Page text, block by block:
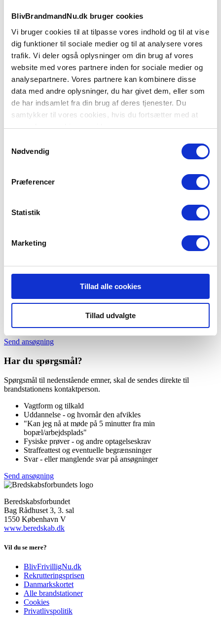
BlivBrandmandNu.dk bruger cookies
Vi bruger cookies til at tilpasse vores indhold og til at vise
dig funktioner til sociale medier og til at analysere vores
trafik. Vi deler også oplysninger om din brug af vores
website med vores partnere inden for sociale medier og
analysepartnere. Vores partnere kan kombinere disse
data med andre oplysninger, du har givet dem, eller som
de har indsamlet fra din brug af deres tjenester. Du
samtykker til vores cookies, hvis du fortsætter med at
anvende vores hjemmeside.
Nødvendig
Præferencer
Statistik
Marketing
Tillad alle cookies
Tillad udvalgte
Havnebyvej 156
6792 Rømø
Kontaktperson:
Falcks Brandvagtcentral, Afd. for ansøgninger
brandmand@falck.dk
+45 70 27 29 54
Træffetid:
Hele døgnet
Ansættelsesforhold:
Send ansøgning
Det skal du vide om Falck Rømø
Krav til afstand eller mødetid
Du skal bo og/eller arbejde forholdsvis tæt på brandstationen.
Send ansøgning
Har du spørgsmål?
Spørgsmål til nedenstående emner, skal de sendes direkte til
brandstationens kontaktperson.
Vagtform og tilkald
Uddannelse - og hvornår den afvikles
"Kan jeg nå at møde på 5 minutter fra min
bopæl/arbejdsplads"
Fysiske prøver - og andre optagelseskrav
Straffeattest og eventuelle begrænsninger
Svar - eller manglende svar på ansøgninger
Send ansøgning
Beredskabsforbundet
Bag Rådhuset 3, 3. sal
1550 København V
www.beredskab.dk
Vil du se mere?
BlivFrivilligNu.dk
Rekrutteringsprisen
Danmarkskortet
Alle brandstationer
Cookies
Privatlivspolitik